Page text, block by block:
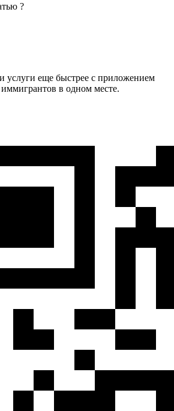
?
услуги еще быстрее с приложением
в одном месте.